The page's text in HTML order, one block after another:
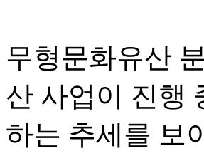
무형문화유산
산 사업이 진행
하는 추세를 보